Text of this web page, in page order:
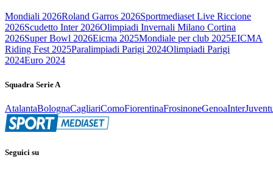
Mondiali 2026Roland Garros 2026Sportmediaset Live Riccione
2026Scudetto Inter 2026Olimpiadi Invernali Milano Cortina
2026Super Bowl 2026Eicma 2025Mondiale per club 2025EICMA
Riding Fest 2025Paralimpiadi Parigi 2024Olimpiadi Parigi
2024Euro 2024
Squadra Serie A
AtalantaBolognaCagliariComoFiorentinaFrosinoneGenoaInter
Seguici su